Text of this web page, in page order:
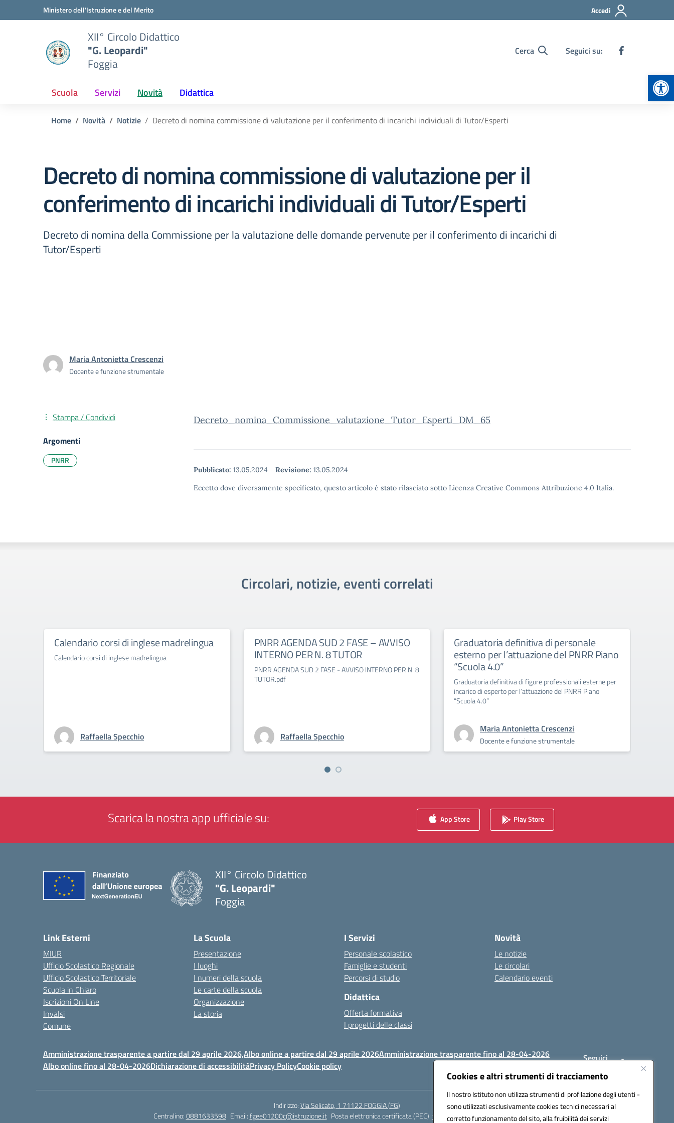
Cookies e altri strumenti di tracciamento
Il nostro Istituto non utilizza strumenti di profilazione degli utenti -
sono utilizzati esclusivamente cookies tecnici necessari al
corretto funzionamento del sito, alla fruibilità dei servizi
Vai ai contenuti
Vai al menu di navigazioneMinistero dell'Istruzione e del Merito Accedi
XII° Circolo Didattico
"G. Leopardi"
Foggia
Cerca Seguici su:
Scuola Servizi Novità Didattica
Home Novità Notizie Decreto di nomina commissione di valutazione per il conferimento di incarichi individuali di Tutor/Esperti
Decreto di nomina commissione di valutazione per il
conferimento di incarichi individuali di Tutor/Esperti
Decreto di nomina della Commissione per la valutazione delle domande pervenute per il conferimento di incarichi di
Tutor/Esperti
Maria Antonietta Crescenzi
Docente e funzione strumentale
Decreto_nomina_Commissione_valutazione_Tutor_Esperti_DM_65
Pubblicato: 13.05.2024 - Revisione: 13.05.2024
Eccetto dove diversamente specificato, questo articolo è stato rilasciato sotto Licenza Creative Commons Attribuzione 4.0 Italia.
Stampa / Condividi
Argomenti
PNRR
Circolari, notizie, eventi correlati
Calendario corsi di inglese madrelingua
Calendario corsi di inglese madrelingua
Raffaella Specchio
PNRR AGENDA SUD 2 FASE – AVVISO
INTERNO PER N. 8 TUTOR
PNRR AGENDA SUD 2 FASE - AVVISO INTERNO PER N. 8
TUTOR.pdf
Raffaella Specchio
Graduatoria definitiva di personale
esterno per l’attuazione del PNRR Piano
“Scuola 4.0”
Graduatoria definitiva di figure professionali esterne per
incarico di esperto per l’attuazione del PNRR Piano
“Scuola 4.0”
Maria Antonietta Crescenzi
Docente e funzione strumentale
Scarica la nostra app ufficiale su: App Store Play Store
XII° Circolo Didattico
"G. Leopardi"
Foggia
Link Esterni
MIUR
Ufficio Scolastico Regionale
Ufficio Scolastico Territoriale
Scuola in Chiaro
Iscrizioni On Line
Invalsi
Comune
La Scuola
Presentazione
I luoghi
I numeri della scuola
Le carte della scuola
Organizzazione
La storia
I Servizi
Personale scolastico
Famiglie e studenti
Percorsi di studio
Didattica
Offerta formativa
I progetti delle classi
Novità
Le notizie
Le circolari
Calendario eventi
Amministrazione trasparente a partire dal 29 aprile 2026,Albo online a partire dal 29 aprile 2026Amministrazione trasparente fino al 28-04-2026
Albo online fino al 28-04-2026Dichiarazione di accessibilitàPrivacy PolicyCookie policy
Seguici
Indirizzo:Via Selicato, 1 71122 FOGGIA (FG)
Centralino:0881633598 Email:fgee01200c@istruzione.it Posta elettronica certificata (PEC):fgee01200c@pec.istruzione.it